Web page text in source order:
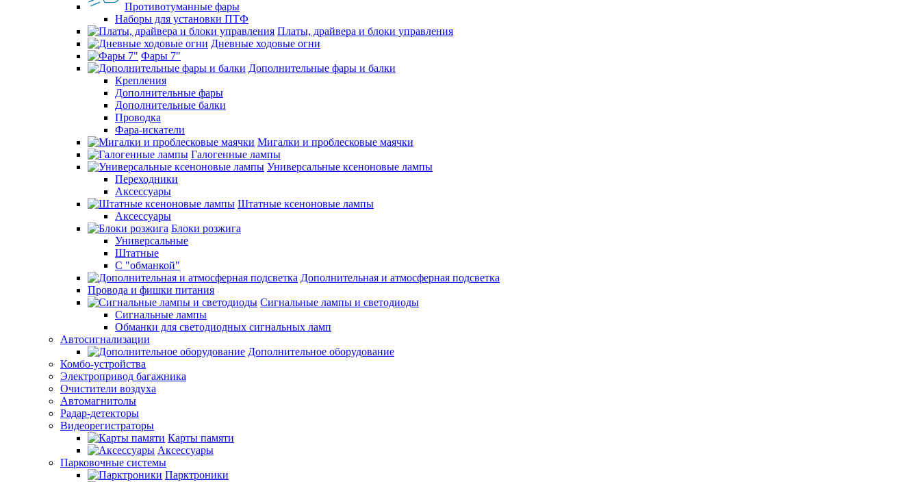
Противотуманные фары
Наборы для установки ПТФ
Платы, драйвера и блоки управления
Дневные ходовые огни
Фары 7"
Дополнительные фары и балки
Крепления
Дополнительные фары
Дополнительные балки
Проводка
Фара-искатели
Мигалки и проблесковые маячки
Галогенные лампы
Универсальные ксеноновые лампы
Переходники
Аксессуары
Штатные ксеноновые лампы
Аксессуары
Блоки розжига
Универсальные
Штатные
С "обманкой"
Дополнительная и атмосферная подсветка
Провода и фишки питания
Cигнальные лампы и светодиоды
Сигнальные лампы
Обманки для светодиодных сигнальных ламп
Автосигнализации
Дополнительное оборудование
Комбо-устройства
Электропривод багажника
Очистители воздуха
Автомагнитолы
Радар-детекторы
Видеорегистраторы
Карты памяти
Аксессуары
Парковочные системы
Парктроники